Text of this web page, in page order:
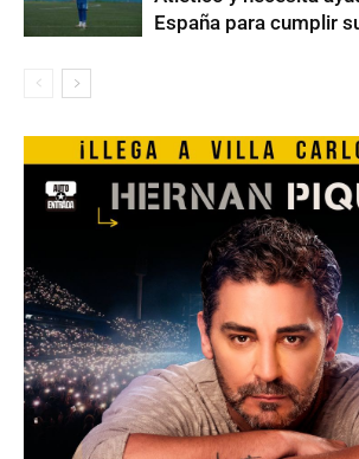
España para cumplir